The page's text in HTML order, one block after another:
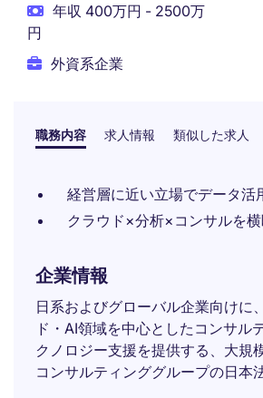
年収 400万円 - 2500万
円
外資系企業
職務内容 求人情報 類似した求人
経営層に近い立場でデータ活
クラウド×分析×コンサルを
企業情報
日系およびグローバル企業向けに
ド・AI領域を中心としたコンサル
クノロジー支援を提供する、大規
コンサルティンググループの日本